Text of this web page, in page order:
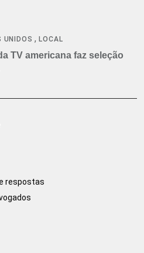
UNIDOS ,LOCAL
TV americana faz seleção
respostas